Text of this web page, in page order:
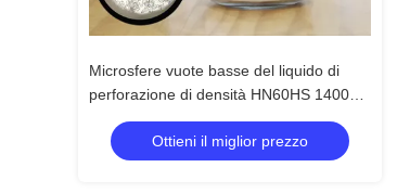
vuote basse del liquido di
di densità HN60HS 14000
Ottieni il miglior prezzo
Materiale di vetro di
microsfere delle bolle
perforazione di densità
Ottieni il